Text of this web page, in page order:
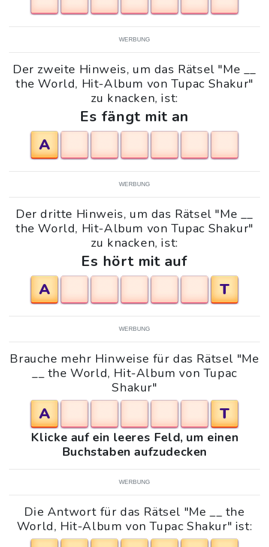
WERBUNG
Der zweite Hinweis, um das Rätsel "Me __
the World, Hit-Album von Tupac Shakur"
zu knacken, ist:
Es fängt mit an
A
WERBUNG
Der dritte Hinweis, um das Rätsel "Me __
the World, Hit-Album von Tupac Shakur"
zu knacken, ist:
Es hört mit auf
A
T
WERBUNG
Brauche mehr Hinweise für das Rätsel "Me
__ the World, Hit-Album von Tupac
Shakur"
A T
Klicke auf ein leeres Feld, um einen
Buchstaben aufzudecken
WERBUNG
Die Antwort für das Rätsel "Me __ the
World, Hit-Album von Tupac Shakur" ist: